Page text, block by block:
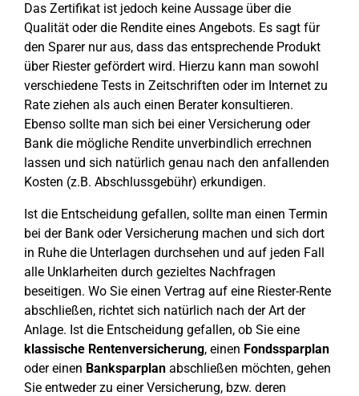
Das Zertifikat ist jedoch keine Aussage über die
Qualität oder die Rendite eines Angebots. Es sagt für
den Sparer nur aus, dass das entsprechende Produkt
über Riester gefördert wird. Hierzu kann man sowohl
verschiedene Tests in Zeitschriften oder im Internet zu
Rate ziehen als auch einen Berater konsultieren.
Ebenso sollte man sich bei einer Versicherung oder
Bank die mögliche Rendite unverbindlich errechnen
lassen und sich natürlich genau nach den anfallenden
Kosten (z.B. Abschlussgebühr) erkundigen.
Ist die Entscheidung gefallen, sollte man einen Termin
bei der Bank oder Versicherung machen und sich dort
in Ruhe die Unterlagen durchsehen und auf jeden Fall
alle Unklarheiten durch gezieltes Nachfragen
beseitigen. Wo Sie einen Vertrag auf eine Riester-Rente
abschließen, richtet sich natürlich nach der Art der
Anlage. Ist die Entscheidung gefallen, ob Sie eine
klassische Rentenversicherung, einen Fondssparplan
oder einen Banksparplan abschließen möchten, gehen
Sie entweder zu einer Versicherung, bzw. deren